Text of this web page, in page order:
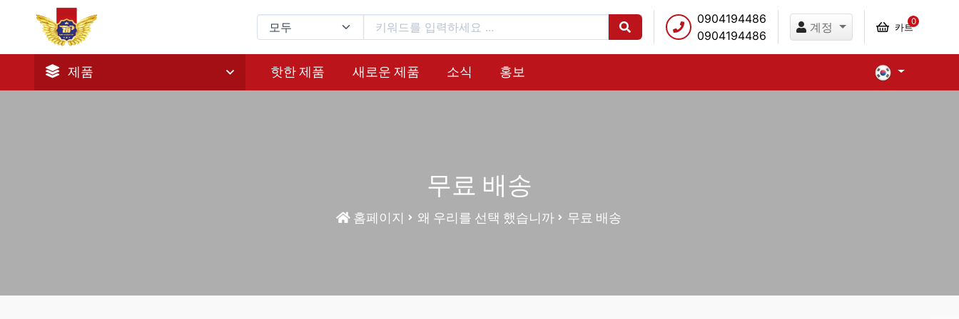
0904194486
0904194486
계정 카트0
제품 핫한 제품 새로운 제품 소식 홍보
무료 배송
홈페이지 왜 우리를 선택 했습니까 무료 배송